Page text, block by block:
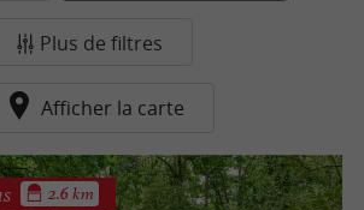
Plus de filtres
Afficher la carte
2.6 km